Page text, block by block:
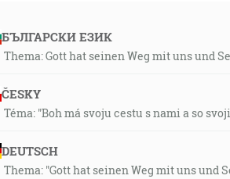
БЪЛГАРСКИ ЕЗИК
Thema: Gott hat seinen Weg mit uns und
ČESKY
Téma: "Boh má svoju cestu s nami a so
DEUTSCH
Thema: "Gott hat seinen Weg mit uns und